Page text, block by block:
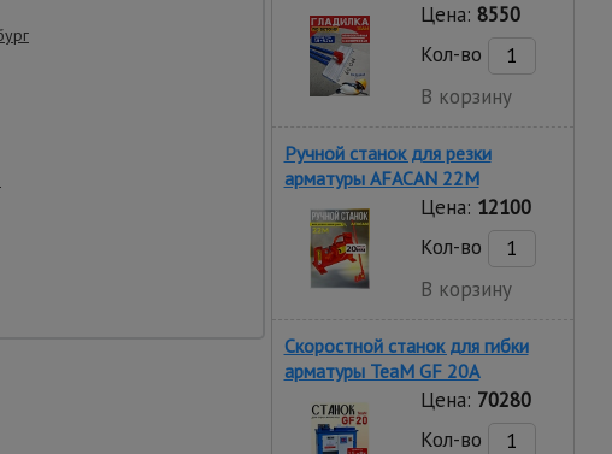
Цена: 8550
Кол-во
В корзину
Ручной станок для резки
арматуры AFACAN 22M
Цена: 12100
Кол-во
В корзину
Скоростной станок для гибки
арматуры ТеаМ GF 20A
Цена: 70280
Кол-во